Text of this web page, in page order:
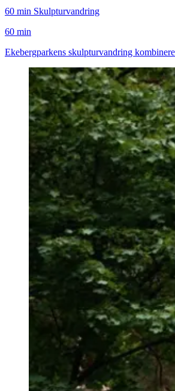
60 min Skulpturvandring
60 min
Ekebergparkens skulpturvandring